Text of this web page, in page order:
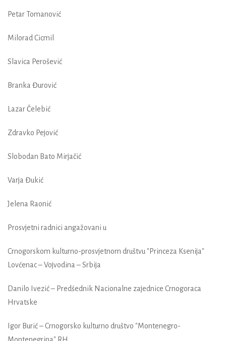
Petar Tomanović
Milorad Cicmil
Slavica Perošević
Branka Đurović
Lazar Čelebić
Zdravko Pejović
Slobodan Bato Mirjačić
Varja Đukić
Jelena Raonić
Prosvjetni radnici angažovani u
Crnogorskom kulturno-prosvjetnom društvu "Princeza Ksenija"
Lovćenac – Vojvodina – Srbija
Danilo Ivezić – Predśednik Nacionalne zajednice Crnogoraca
Hrvatske
Igor Burić – Crnogorsko kulturno društvo "Montenegro-